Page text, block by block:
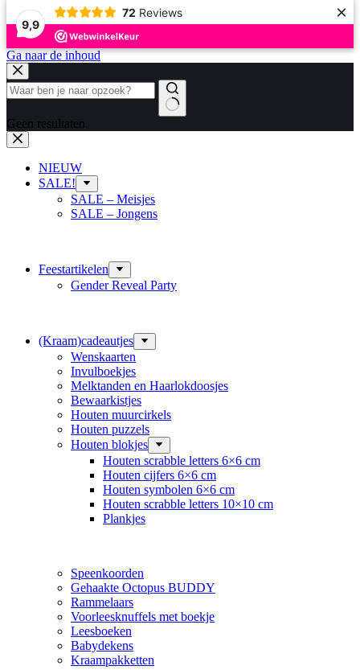
9,9
72 Reviews ×
Ga naar de inhoud
Geen resultaten
NIEUW
SALE!
SALE – Meisjes
SALE – Jongens
Feestartikelen
Gender Reveal Party
(Kraam)cadeautjes
Wenskaarten
Invulboekjes
Melktanden en Haarlokdoosjes
Bewaarkistjes
Houten muurcirkels
Houten puzzels
Houten blokjes
Houten scrabble letters 6×6 cm
Houten cijfers 6×6 cm
Houten symbolen 6×6 cm
Houten scrabble letters 10×10 cm
Plankjes
Speenkoorden
Gehaakte Octopus BUDDY
Rammelaars
Voorleesknuffels met boekje
Leesboeken
Babydekens
Kraampakketten